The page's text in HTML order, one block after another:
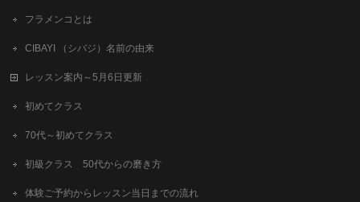
フラメンコとは
CIBAYI （シバジ）名前の由来
レッスン案内～5月6日更新
初めてクラス
70代～初めてクラス
初級クラス 50代からの磨き方
体験ご予約からレッスン当日までの流れ